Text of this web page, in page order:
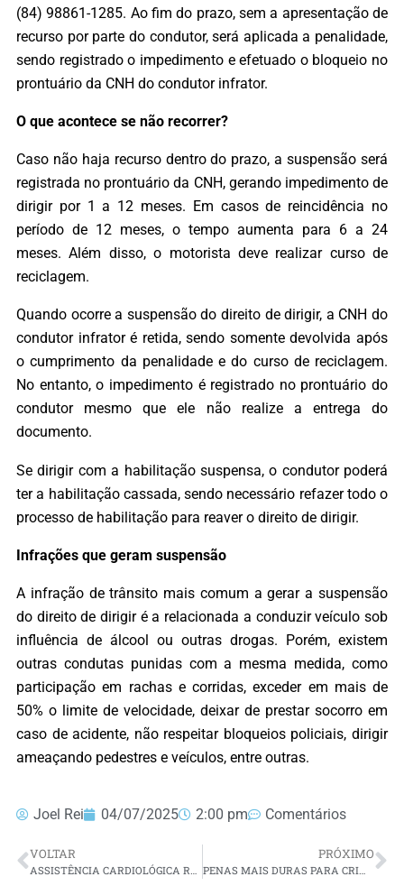
(84) 98861-1285. Ao fim do prazo, sem a apresentação de
recurso por parte do condutor, será aplicada a penalidade,
sendo registrado o impedimento e efetuado o bloqueio no
prontuário da CNH do condutor infrator.
O que acontece se não recorrer?
Caso não haja recurso dentro do prazo, a suspensão será
registrada no prontuário da CNH, gerando impedimento de
dirigir por 1 a 12 meses. Em casos de reincidência no
período de 12 meses, o tempo aumenta para 6 a 24
meses. Além disso, o motorista deve realizar curso de
reciclagem.
Quando ocorre a suspensão do direito de dirigir, a CNH do
condutor infrator é retida, sendo somente devolvida após
o cumprimento da penalidade e do curso de reciclagem.
No entanto, o impedimento é registrado no prontuário do
condutor mesmo que ele não realize a entrega do
documento.
Se dirigir com a habilitação suspensa, o condutor poderá
ter a habilitação cassada, sendo necessário refazer todo o
processo de habilitação para reaver o direito de dirigir.
Infrações que geram suspensão
A infração de trânsito mais comum a gerar a suspensão
do direito de dirigir é a relacionada a conduzir veículo sob
influência de álcool ou outras drogas. Porém, existem
outras condutas punidas com a mesma medida, como
participação em rachas e corridas, exceder em mais de
50% o limite de velocidade, deixar de prestar socorro em
caso de acidente, não respeitar bloqueios policiais, dirigir
ameaçando pedestres e veículos, entre outras.
Joel Rei 04/07/2025 2:00 pm Comentários
VOLTAR PRÓXIMO
PENAS MAIS DURAS PARA CRIMES EM ESCOLAS ENTRAM EM VIGOR